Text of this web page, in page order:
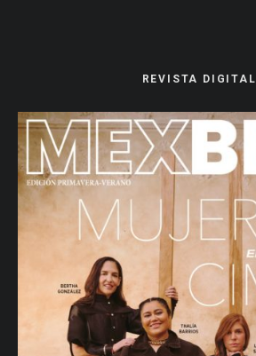
REVISTA DIGITAL